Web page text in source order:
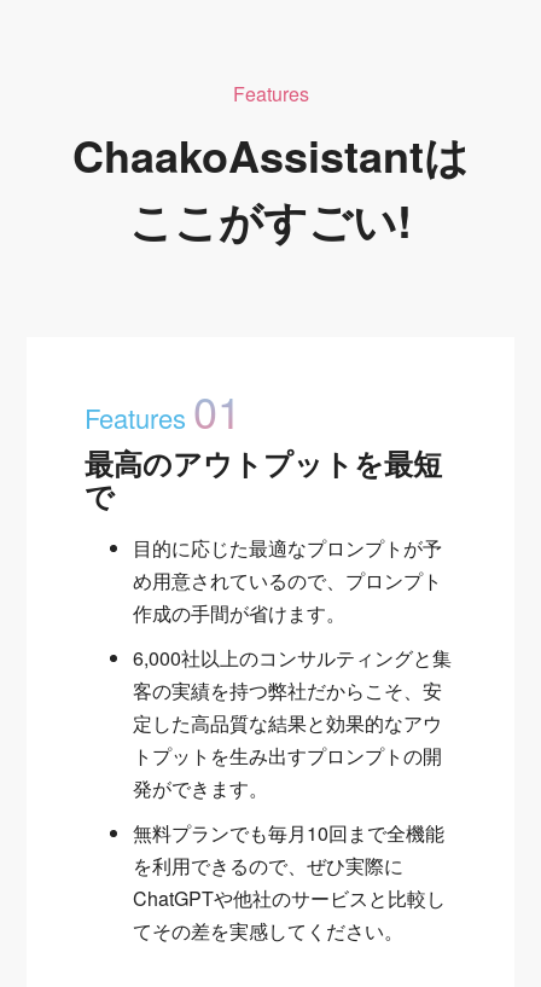
Features
ChaakoAssistantは
ここがすごい!
Features 01
最高のアウトプットを最短
で
目的に応じた最適なプロンプトが予
め用意されているので、プロンプト
作成の手間が省けます。
6,000社以上のコンサルティングと集
客の実績を持つ弊社だからこそ、安
定した高品質な結果と効果的なアウ
トプットを生み出すプロンプトの開
発ができます。
無料プランでも毎月10回まで全機能
を利用できるので、ぜひ実際に
ChatGPTや他社のサービスと比較し
てその差を実感してください。